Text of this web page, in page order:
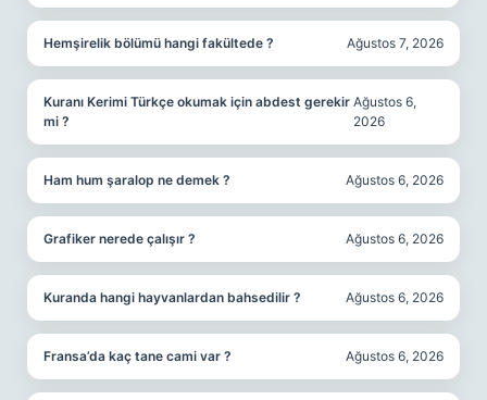
Hemşirelik bölümü hangi fakültede ? Ağustos 7, 2026
Kuranı Kerimi Türkçe okumak için abdest gerekir
mi ?
Ağustos 6,
2026
Ham hum şaralop ne demek ? Ağustos 6, 2026
Grafiker nerede çalışır ? Ağustos 6, 2026
Kuranda hangi hayvanlardan bahsedilir ? Ağustos 6, 2026
Fransa’da kaç tane cami var ? Ağustos 6, 2026